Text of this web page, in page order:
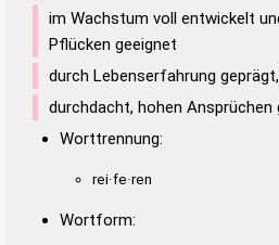
im Wachstum voll entwickelt
Pflücken geeignet
durch Lebenserfahrung
durchdacht, hohen Ansprüchen
Worttrennung:
rei·fe·ren
Wortform: